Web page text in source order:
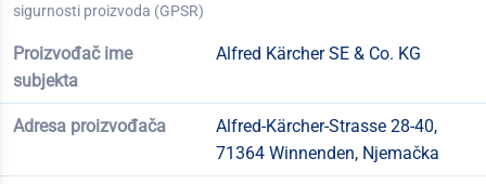
sigurnosti proizvoda (GPSR)
Proizvođač ime
subjekta
Alfred Kärcher SE & Co. KG
Adresa proizvođača
Alfred-Kärcher-Strasse 28-40,
71364 Winnenden, Njemačka